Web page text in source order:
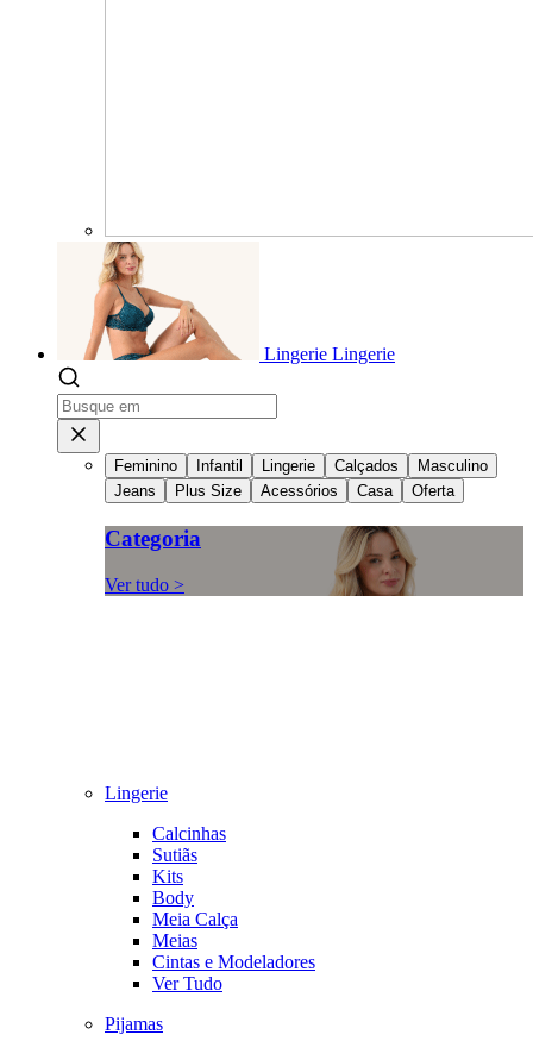
Lingerie Lingerie
Feminino Infantil Lingerie Calçados
Masculino
Jeans
Plus Size Acessórios Casa Oferta
Categoria
Ver tudo >
Lingerie
Calcinhas
Sutiãs
Kits
Body
Meia Calça
Meias
Cintas e Modeladores
Ver Tudo
Pijamas